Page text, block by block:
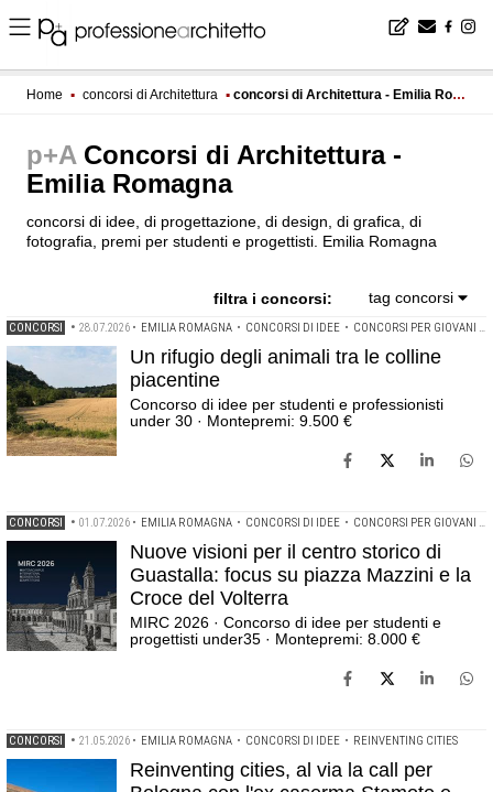
Home ▪ concorsi di Architettura ▪ concorsi di Architettura - Emilia Romagna
p+A Concorsi di Architettura -
Emilia Romagna
concorsi di idee, di progettazione, di design, di grafica, di
fotografia, premi per studenti e progettisti. Emilia Romagna
filtra i concorsi: tag concorsi
CONCORSI • 28.07.2026 • EMILIA ROMAGNA • CONCORSI DI IDEE • CONCORSI PER GIOVANI PROGETTISTI
Un rifugio degli animali tra le colline
piacentine
Concorso di idee per studenti e professionisti
under 30 · Montepremi: 9.500 €
CONCORSI • 01.07.2026 • EMILIA ROMAGNA • CONCORSI DI IDEE • CONCORSI PER GIOVANI PROGETTISTI
Nuove visioni per il centro storico di
Guastalla: focus su piazza Mazzini e la
Croce del Volterra
MIRC 2026 · Concorso di idee per studenti e
progettisti under35 · Montepremi: 8.000 €
CONCORSI • 21.05.2026 • EMILIA ROMAGNA • CONCORSI DI IDEE • REINVENTING CITIES
Reinventing cities, al via la call per